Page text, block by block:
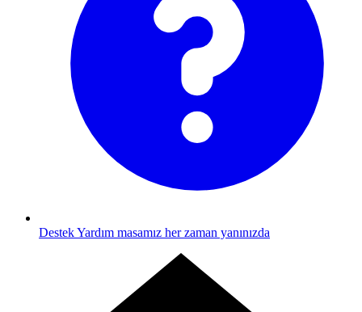
DestekYardım masamız her zaman yanınızda